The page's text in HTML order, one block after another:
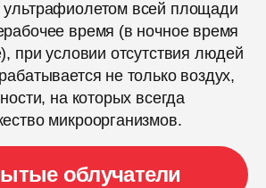
всей площади
время (в ночное время
при условии отсутствия людей
не только воздух,
на которых всегда
микроорганизмов.
облучатели